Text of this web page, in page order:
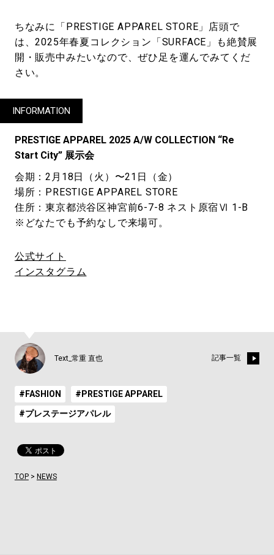
ちなみに「PRESTIGE APPAREL STORE」店頭で
は、2025年春夏コレクション「SURFACE」も絶賛展
開・販売中みたいなので、ぜひ足を運んでみてくだ
さい。
INFORMATION
PRESTIGE APPAREL 2025 A/W COLLECTION “Re
Start City” 展示会
会期：2月18日（火）〜21日（金）
場所：PRESTIGE APPAREL STORE
住所：東京都渋谷区神宮前6-7-8 ネスト原宿Ⅵ 1-B
※どなたでも予約なしで来場可。
公式サイト
インスタグラム
Text_常重 直也 記事一覧
#FASHION #PRESTIGE APPAREL
#プレステージアパレル
TOP> NEWS